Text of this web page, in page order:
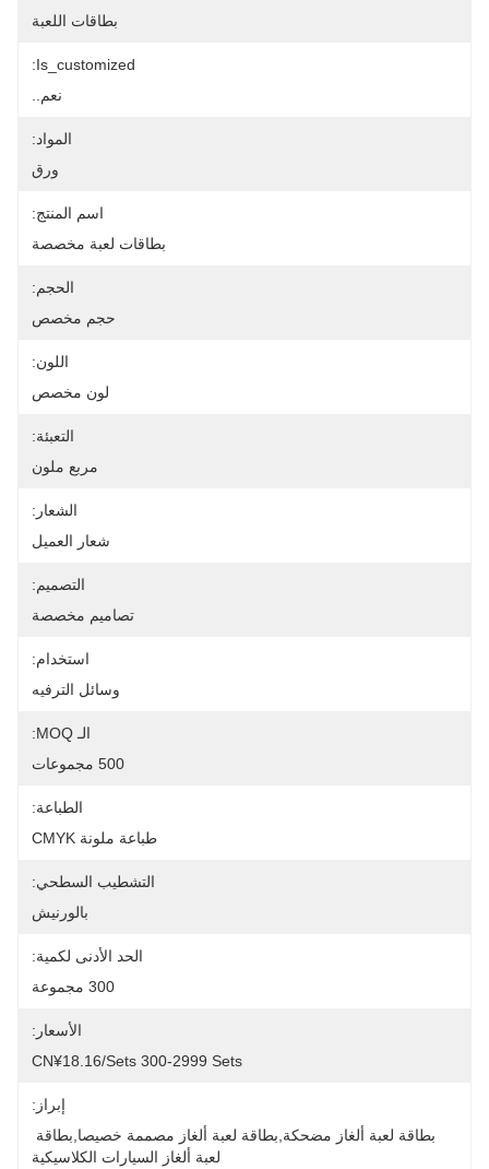
بطاقات اللعبة
Is_customized:
نعم..
المواد:
ورق
اسم المنتج:
بطاقات لعبة مخصصة
الحجم:
حجم مخصص
اللون:
لون مخصص
التعبئة:
مربع ملون
الشعار:
شعار العميل
التصميم:
تصاميم مخصصة
استخدام:
وسائل الترفيه
الـ MOQ:
500 مجموعات
الطباعة:
طباعة ملونة CMYK
التشطيب السطحي:
بالورنيش
الحد الأدنى لكمية:
300 مجموعة
الأسعار:
CN¥18.16/sets 300-2999 Sets
إبراز:
لعبة ألغاز السيارات الكلاسيكية